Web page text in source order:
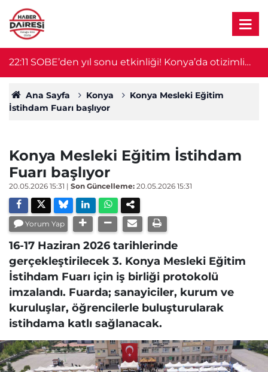
22:11 SOBE’den yıl sonu etkinliği! Konya’da otizimli
öğrenciler sahne aldı
Ana Sayfa Konya
Konya Mesleki Eğitim
İstihdam Fuarı başlıyor
Konya Mesleki Eğitim İstihdam
Fuarı başlıyor
20.05.2026 15:31 | Son Güncelleme: 20.05.2026 15:31
Yorum Yap
16-17 Haziran 2026 tarihlerinde
gerçekleştirilecek 3. Konya Mesleki Eğitim
İstihdam Fuarı için iş birliği protokolü
imzalandı. Fuarda; sanayiciler, kurum ve
kuruluşlar, öğrencilerle buluşturularak
istihdama katlı sağlanacak.